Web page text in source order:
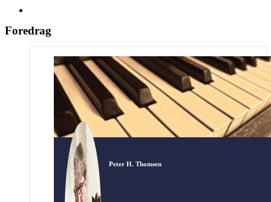
Foredrag
Peter H. Thomsen